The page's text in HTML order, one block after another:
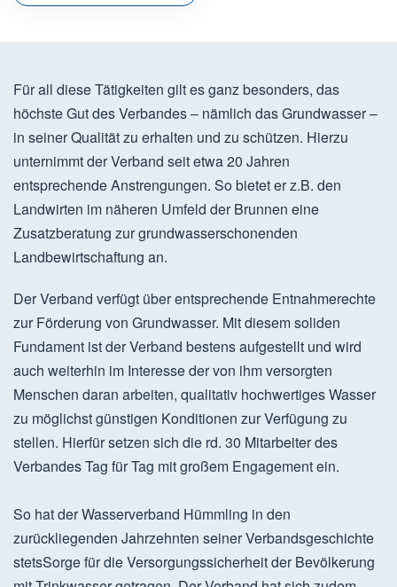
Für all diese Tätigkeiten gilt es ganz besonders, das
höchste Gut des Verbandes – nämlich das Grundwasser –
in seiner Qualität zu erhalten und zu schützen. Hierzu
unternimmt der Verband seit etwa 20 Jahren
entsprechende Anstrengungen. So bietet er z.B. den
Landwirten im näheren Umfeld der Brunnen eine
Zusatzberatung zur grundwasserschonenden
Landbewirtschaftung an.
Der Verband verfügt über entsprechende Entnahmerechte
zur Förderung von Grundwasser. Mit diesem soliden
Fundament ist der Verband bestens aufgestellt und wird
auch weiterhin im Interesse der von ihm versorgten
Menschen daran arbeiten, qualitativ hochwertiges Wasser
zu möglichst günstigen Konditionen zur Verfügung zu
stellen. Hierfür setzen sich die rd. 30 Mitarbeiter des
Verbandes Tag für Tag mit großem Engagement ein.
So hat der Wasserverband Hümmling in den
zurückliegenden Jahrzehnten seiner Verbandsgeschichte
stetsSorge für die Versorgungssicherheit der Bevölkerung